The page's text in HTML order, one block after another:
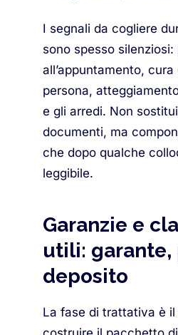
I segnali da cogliere
sono spesso
all’appuntamento,
persona,
e gli arredi. Non
documenti, ma
che dopo qualche
leggibile.
Garanzie e
utili: garante,
deposito
La fase di trattativa è